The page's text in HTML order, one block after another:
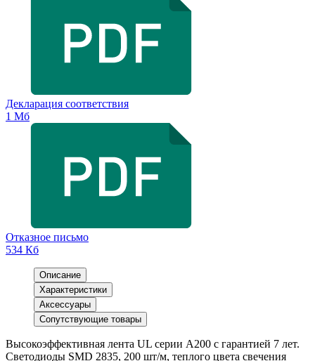
Декларация соответствия
1 Мб
Отказное письмо
534 Кб
Описание
Характеристики
Аксессуары
Сопутствующие товары
Высокоэффективная лента UL серии A200 с гарантией 7 лет.
Светодиоды SMD 2835, 200 шт/м, теплого цвета свечения